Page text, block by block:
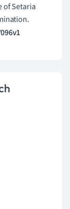
of Setaria